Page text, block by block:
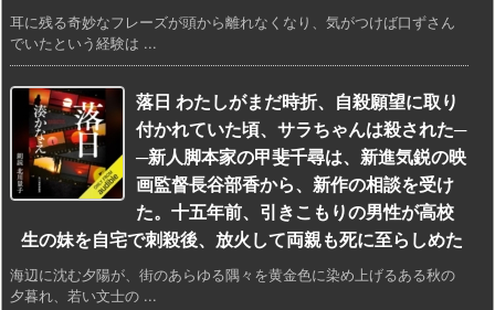
耳に残る奇妙なフレーズが頭から離れなくなり、気がつけば口ずさん
でいたという経験は ...
落日 わたしがまだ時折、自殺願望に取り
付かれていた頃、サラちゃんは殺された─
─新人脚本家の甲斐千尋は、新進気鋭の映
画監督長谷部香から、新作の相談を受け
た。十五年前、引きこもりの男性が高校
生の妹を自宅で刺殺後、放火して両親も死に至らしめた
海辺に沈む夕陽が、街のあらゆる隅々を黄金色に染め上げるある秋の
夕暮れ、若い文士の ...